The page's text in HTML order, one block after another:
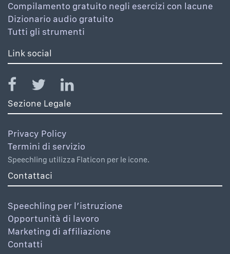
Compilamento gratuito negli esercizi con lacune
Dizionario audio gratuito
Tutti gli strumenti
Link social
Sezione Legale
Privacy Policy
Termini di servizio
Speechling utilizza Flaticon per le icone.
Contattaci
Speechling per l’istruzione
Opportunità di lavoro
Marketing di affiliazione
Contatti